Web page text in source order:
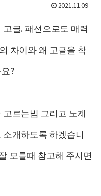
2021.11.09
글. 패션으로도 매력
차이와 왜 고글을 착
?
르는법 그리고 노제
개하도록 하겠습니
모를때 참고해 주시면